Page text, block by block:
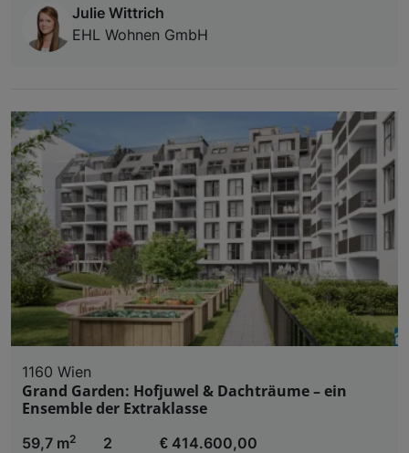
Julie Wittrich
EHL Wohnen GmbH
1160 Wien
Grand Garden: Hofjuwel & Dachträume – ein
Ensemble der Extraklasse
59,7 m2
2 € 414.600,00